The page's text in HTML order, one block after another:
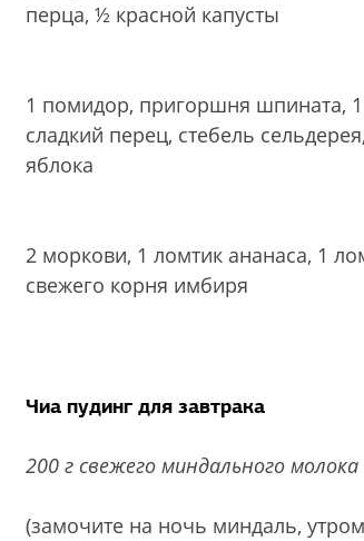
перца, ½ красной капусты
1 помидор, пригоршня шпината, 1
сладкий перец, стебель
яблока
2 моркови, 1 ломтик ананаса, 1
свежего корня имбиря
Чиа пудинг для завтрака
200 г свежего миндального молока
(замочите на ночь миндаль, утром